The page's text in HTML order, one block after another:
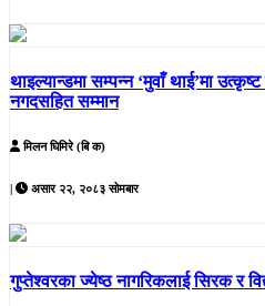
थाइल्यान्डमा सम्पन्न ‘मुवाँ थाई’मा
नगदसहित सम्मान
मिलन घिमिरे (बि क)
| असार २२, २०८३ सोमबार
गुप्तेश्वरका ज्येष्ठ नागरिकलाई सिरक र